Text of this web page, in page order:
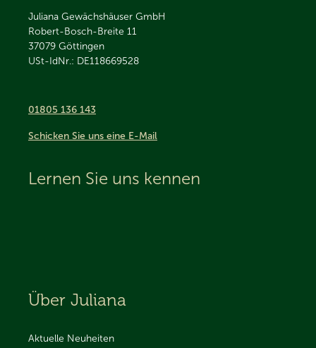
Juliana Gewächshäuser GmbH
Robert-Bosch-Breite 11
37079 Göttingen
USt-IdNr.: DE118669528
01805 136 143
Schicken Sie uns eine E-Mail
Lernen Sie uns kennen
Über Juliana
Aktuelle Neuheiten